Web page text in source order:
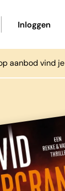
Inloggen
aanbod vind je